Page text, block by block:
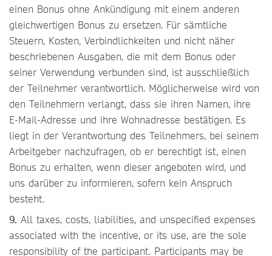
einen Bonus ohne Ankündigung mit einem anderen
gleichwertigen Bonus zu ersetzen. Für sämtliche
Steuern, Kosten, Verbindlichkeiten und nicht näher
beschriebenen Ausgaben, die mit dem Bonus oder
seiner Verwendung verbunden sind, ist ausschließlich
der Teilnehmer verantwortlich. Möglicherweise wird von
den Teilnehmern verlangt, dass sie ihren Namen, ihre
E-Mail-Adresse und ihre Wohnadresse bestätigen. Es
liegt in der Verantwortung des Teilnehmers, bei seinem
Arbeitgeber nachzufragen, ob er berechtigt ist, einen
Bonus zu erhalten, wenn dieser angeboten wird, und
uns darüber zu informieren, sofern kein Anspruch
besteht.
9. All taxes, costs, liabilities, and unspecified expenses
associated with the incentive, or its use, are the sole
responsibility of the participant. Participants may be